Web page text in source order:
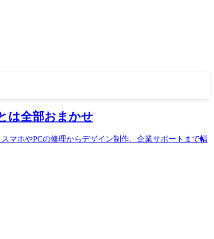
は全部おまかせ
マホやPCの修理からデザイン制作、企業サポートまで幅